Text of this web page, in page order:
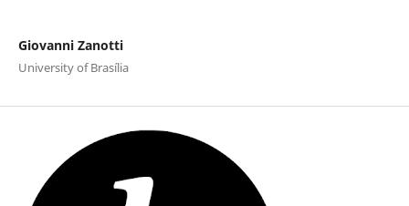
Giovanni Zanotti
University of Brasília